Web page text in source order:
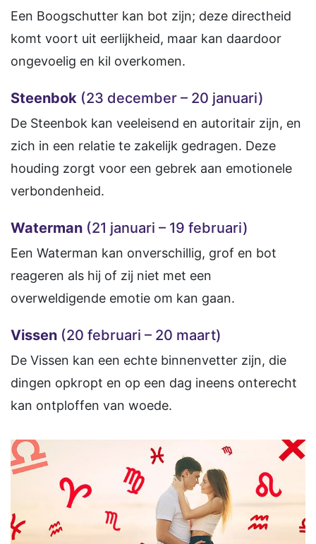
Een Boogschutter kan bot zijn; deze directheid
komt voort uit eerlijkheid, maar kan daardoor
ongevoelig en kil overkomen.
Steenbok (23 december – 20 januari)
De Steenbok kan veeleisend en autoritair zijn, en
zich in een relatie te zakelijk gedragen. Deze
houding zorgt voor een gebrek aan emotionele
verbondenheid.
Waterman (21 januari – 19 februari)
Een Waterman kan onverschillig, grof en bot
reageren als hij of zij niet met een
overweldigende emotie om kan gaan.
Vissen (20 februari – 20 maart)
De Vissen kan een echte binnenvetter zijn, die
dingen opkropt en op een dag ineens onterecht
kan ontploffen van woede.